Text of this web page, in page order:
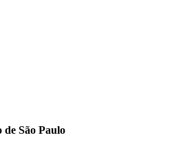
São Paulo